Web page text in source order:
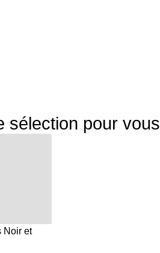
sélection pour vous
Noir et